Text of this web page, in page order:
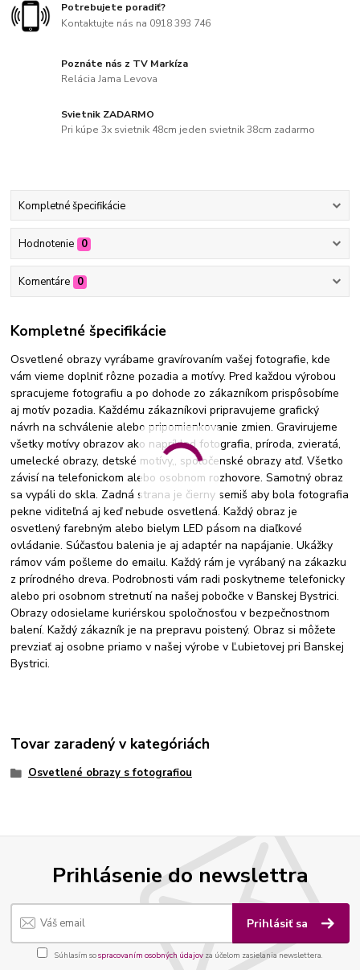
Potrebujete poradiť?
Kontaktujte nás na 0918 393 746
Poznáte nás z TV Markíza
Relácia Jama Levova
Svietnik ZADARMO
Pri kúpe 3x svietnik 48cm jeden svietnik 38cm zadarmo
Kompletné špecifikácie
Hodnotenie 0
Komentáre 0
Kompletné špecifikácie
Osvetlené obrazy vyrábame gravírovaním vašej fotografie, kde
vám vieme doplniť rôzne pozadia a motívy. Pred každou výrobou
spracujeme fotografiu a po dohode zo zákazníkom prispôsobíme
aj motív pozadia. Každému zákazníkovi pripravujeme grafický
návrh na schválenie alebo pripomienkovanie zmien. Gravirujeme
všetky motívy obrazov ako napríklad fotografia, príroda, zvieratá,
umelecké obrazy, detské motívy,, spoločenské obrazy atď. Všetko
závisí na telefonickom alebo osobnom rozhovore. Samotný obraz
sa vypáli do skla. Zadná strana je čierny semiš aby bola fotografia
pekne viditeľná aj keď nebude osvetlená. Každý obraz je
osvetlený farebným alebo bielym LED pásom na diaľkové
ovládanie. Súčasťou balenia je aj adaptér na napájanie. Ukážky
rámov vám pošleme do emailu. Každý rám je vyrábaný na zákazku
z prírodného dreva. Podrobnosti vám radi poskytneme telefonicky
alebo pri osobnom stretnutí na našej pobočke v Banskej Bystrici.
Obrazy odosielame kuriérskou spoločnosťou v bezpečnostnom
balení. Každý zákazník je na prepravu poistený. Obraz si môžete
prevziať aj osobne priamo v našej výrobe v Ľubietovej pri Banskej
Bystrici.
Tovar zaradený v kategóriách
Osvetlené obrazy s fotografiou
Prihlásenie do newslettra
Prihlásiť sa
Súhlasím sospracovaním osobných údajov za účelom zasielania newslettera.